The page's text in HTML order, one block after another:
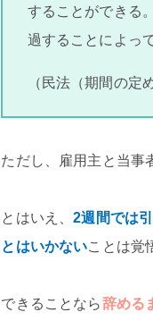
することができる
過することによっ
（民法（期間の定
ただし、雇用主と当事
とはいえ、2週間では
とはいかないことは覚
できることなら辞める